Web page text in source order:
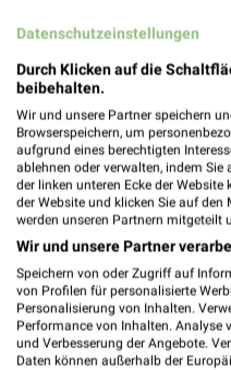
Angebote-
Aug.
03 Mo
Datenschutzeinstellungen
Durch Klicken auf die
beibehalten.
Wir und unsere Partner speichern
Browserspeichern, um
aufgrund eines berechtigten
ablehnen oder verwalten, indem Sie
der linken unteren Ecke der
der Website und klicken Sie auf den
werden unseren Partnern mitgeteilt
Wir und unsere Partner
Speichern von oder Zugriff auf
von Profilen für personalisierte
Personalisierung von Inhalten.
Performance von Inhalten. Analyse
und Verbesserung der Angebote.
Daten können außerhalb der